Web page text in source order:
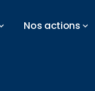
Nos actions